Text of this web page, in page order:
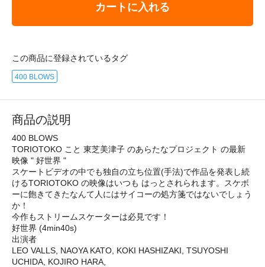
カートに入れる
この商品に登録されているタグ
400 BLOWS
商品の説明
400 BLOWS
TORIOTOKO こと 東芝美津子 のあらたなプロジェクト の最新
映像 " 好世界 "
スケートビデオの中でも独自の立ち位置(手法)で作品を発表し続
けるTORIOTOKO の映像はいつも はっとされられます。スケボ
ーに飽きてきたなんて人にはサイコーの処方箋ではないでしょう
か！
今作もストリームスケーターは必見です！
好世界 (4min40s)
出演者
LEO VALLS, NAOYA KATO, KOKI HASHIZAKI, TSUYOSHI
UCHIDA, KOJIRO HARA,